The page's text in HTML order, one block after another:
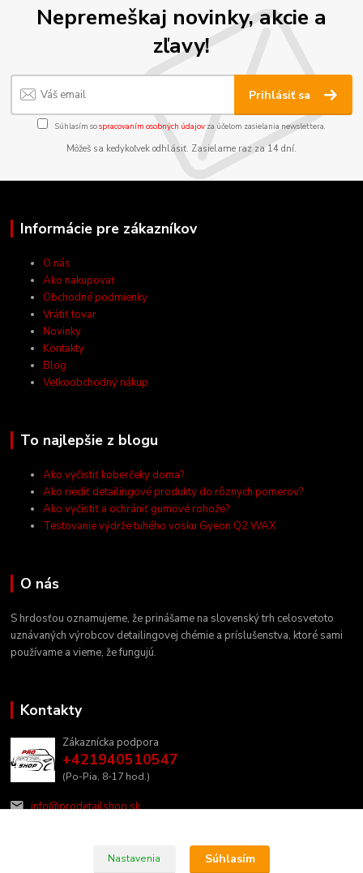
Nepremeškaj novinky, akcie a
zľavy!
Prihlásiť sa
Súhlasím sospracovaním osobných údajov za účelom zasielania newslettera.
Môžeš sa kedykoľvek odhlásiť. Zasielame raz za 14 dní.
Informácie pre zákazníkov
O nás
Ako nakupovať
Obchodné podmienky
Vrátiť tovar
Novinky
Kontakty
Blog
Veľkoobchodný nákup
To najlepšie z blogu
Ako vyčistiť koberčeky doma?
Ako riediť detailingové produkty do rôznych pomerov?
Ako vyčistiť a ochrániť gumové rohože?
Testovanie výdrže tuhého vosku Gyeon Q2 WAX
O nás
S hrdosťou oznamujeme, že prinášame na slovenský trh celosvetoto
uznávaných výrobcov detailingovej chémie a príslušenstva, ktoré sami
používame a vieme, že fungujú.
Kontakty
Zákaznícka podpora
+421940510547
(Po-Pia, 8-17 hod.)
info@prodetailshop.sk
Nastavenia Súhlasím